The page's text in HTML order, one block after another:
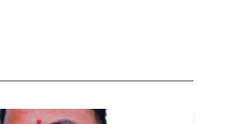
अर्जुन चन्द्रको ‘संवेदनाका प्रतिध्वनि’
मुक्तकसङ्ग्रह लोकार्पण